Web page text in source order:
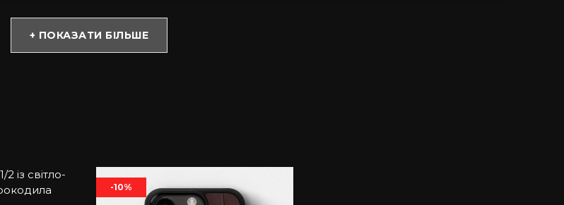
вишуканий вигляд і робить його по-справжньому особливим. Кожен детально
чому ваш аксесуар стає неповторним.
не тільки вишуканим стилем, але й вишуканою якістю кожного дня.
+ ПОКАЗАТИ БІЛЬШЕ
-10%